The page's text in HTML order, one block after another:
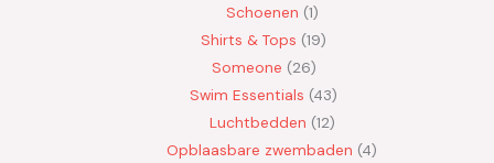
Schoenen 1
Shirts & Tops 19
Someone 26
Swim Essentials 43
Luchtbedden 12
Opblaasbare zwembaden 4